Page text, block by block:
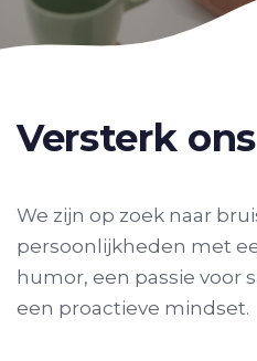
Versterk
We zijn op zoek naar
persoonlijkheden met
humor, een passie voor
een proactieve mindset.